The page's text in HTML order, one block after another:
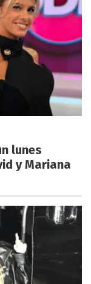
lunes
y Mariana